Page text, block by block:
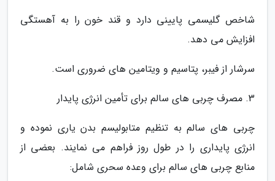
شاخص گلیسمی پایینی دارد و قند خون را به آهستگی
افزایش می دهد.
سرشار از فیبر، پتاسیم و ویتامین های ضروری است.
3. مصرف چربی های سالم برای تأمین انرژی پایدار
چربی های سالم به تنظیم متابولیسم بدن یاری نموده و
انرژی پایداری را در طول روز فراهم می نمایند. بعضی از
منابع چربی های سالم برای وعده سحری شامل: